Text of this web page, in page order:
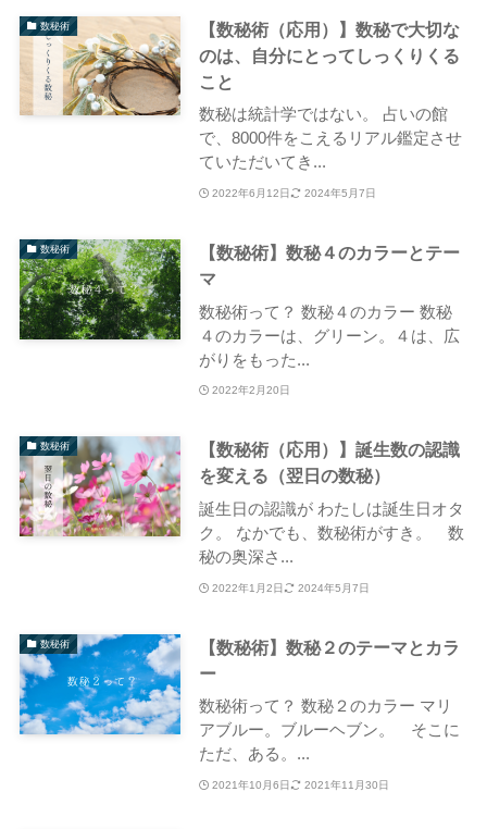
数秘術
【数秘術（応用）】数秘で大切な
のは、自分にとってしっくりくる
こと
数秘は統計学ではない。 占いの館
で、8000件をこえるリアル鑑定させ
ていただいてき...
2022年6月12日 2024年5月7日
数秘術
【数秘術】数秘４のカラーとテー
マ
数秘術って？ 数秘４のカラー 数秘
４のカラーは、グリーン。４は、広
がりをもった...
2022年2月20日
数秘術
【数秘術（応用）】誕生数の認識
を変える（翌日の数秘）
誕生日の認識が わたしは誕生日オタ
ク。 なかでも、数秘術がすき。 数
秘の奥深さ...
2022年1月2日 2024年5月7日
数秘術
【数秘術】数秘２のテーマとカラ
ー
数秘術って？ 数秘２のカラー マリ
アブルー。ブルーヘブン。 そこに
ただ、ある。...
2021年10月6日 2021年11月30日